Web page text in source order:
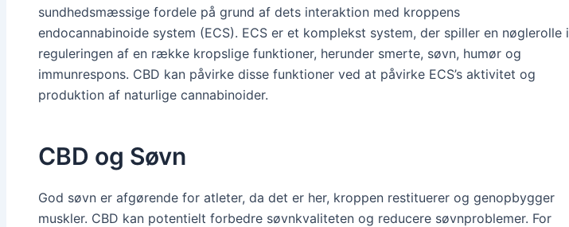
sundhedsmæssige fordele på grund af dets interaktion med kroppens
endocannabinoide system (ECS). ECS er et komplekst system, der spiller en nøglerolle i
reguleringen af en række kropslige funktioner, herunder smerte, søvn, humør og
immunrespons. CBD kan påvirke disse funktioner ved at påvirke ECS’s aktivitet og
produktion af naturlige cannabinoider.
CBD og Søvn
God søvn er afgørende for atleter, da det er her, kroppen restituerer og genopbygger
muskler. CBD kan potentielt forbedre søvnkvaliteten og reducere søvnproblemer. For